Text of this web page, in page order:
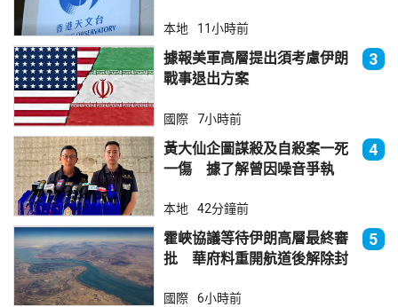
本地 11小時前
據報美軍高層提出須考慮伊朗
戰事退出方案
3
國際 7小時前
黃大仙企圖謀殺及自殺案一死
一傷 據了解曾因噪音爭執
4
本地 42分鐘前
霍峽協議等待伊朗高層最終審
批 華府料重開航道後解除封
5
國際 6小時前